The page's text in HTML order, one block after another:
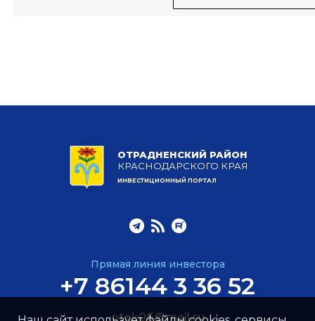
ОТРАДНЕНСКИЙ РАЙОН
КРАСНОДАРСКОГО КРАЯ
ИНВЕСТИЦИОННЫЙ ПОРТАЛ
Прямая линия инвестора
+7 86144 3 36 52
otek06@mail.ru